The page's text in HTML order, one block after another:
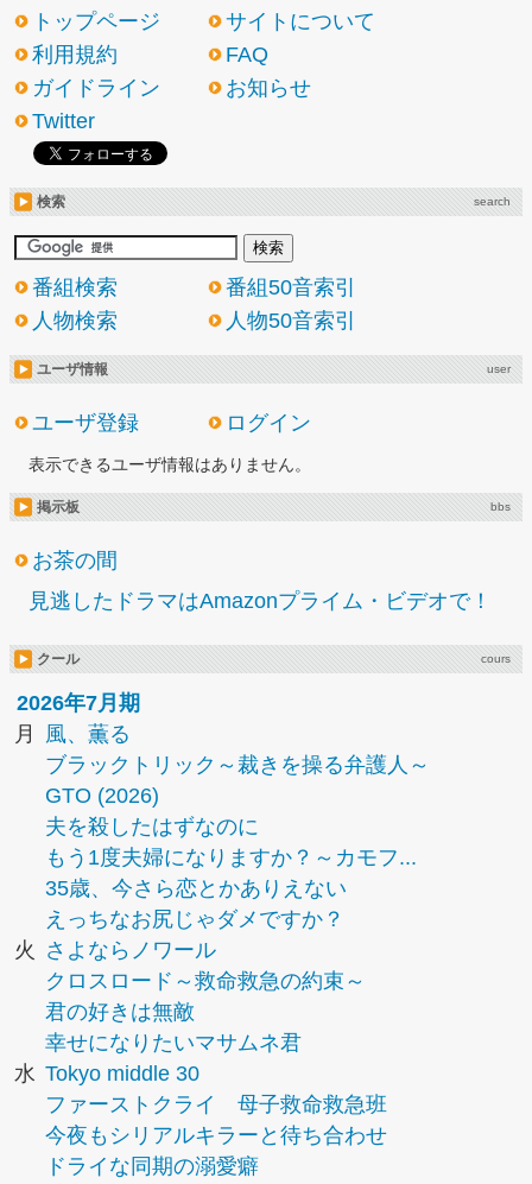
トップページ
サイトについて
利用規約
FAQ
ガイドライン
お知らせ
Twitter
検索 search
番組検索
番組50音索引
人物検索
人物50音索引
ユーザ情報 user
ユーザ登録 ログイン
表示できるユーザ情報はありません。
掲示板 bbs
お茶の間
見逃したドラマはAmazonプライム・ビデオで！
クール cours
2026年7月期
月
風、薫る
ブラックトリック～裁きを操る弁護人～
GTO (2026)
夫を殺したはずなのに
もう1度夫婦になりますか？～カモフ...
35歳、今さら恋とかありえない
えっちなお尻じゃダメですか？
火
さよならノワール
クロスロード～救命救急の約束～
君の好きは無敵
幸せになりたいマサムネ君
水 Tokyo middle 30
ファーストクライ 母子救命救急班
今夜もシリアルキラーと待ち合わせ
ドライな同期の溺愛癖